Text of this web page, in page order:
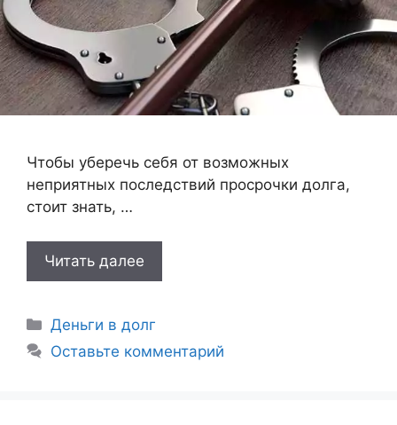
Чтобы уберечь себя от возможных
неприятных последствий просрочки долга,
стоит знать, …
Читать далее
Рубрики
Деньги в долг
Оставьте комментарий